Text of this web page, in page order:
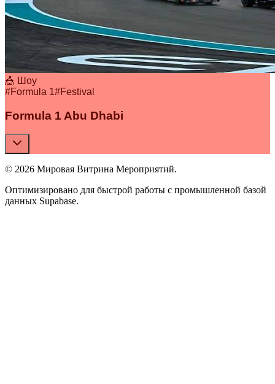
🎪 Шоу
#Formula 1#Festival
Formula 1 Abu Dhabi
© 2026 Мировая Витрина Мероприятий.
Оптимизировано для быстрой работы с промышленной базой
данных Supabase.